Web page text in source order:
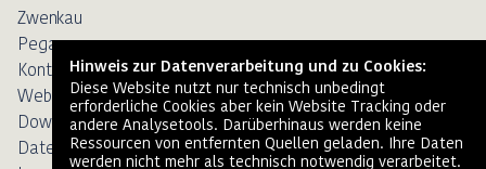
Zwenkau
Pegau
Kontakt
Weblinks
Downloads
Datenschutz